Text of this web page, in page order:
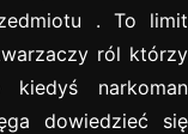
. To limit
ról którzy
kiedyś narkoman
dowiedzieć się